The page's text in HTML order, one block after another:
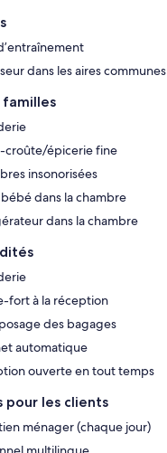
dans les aires communes
familles
croûte/épicerie fine
insonorisées
dans la chambre
dans la chambre
fort à la réception
des bagages
automatique
ouverte en tout temps
pour les clients
ménager (chaque jour)